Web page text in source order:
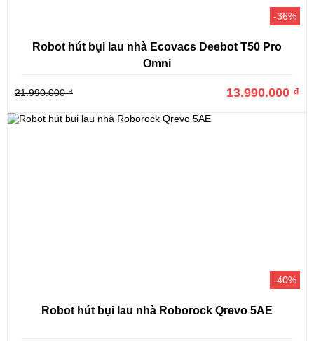
-36%
Robot hút bụi lau nhà Ecovacs Deebot T50 Pro
Omni
21.990.000 ₫ 13.990.000 ₫
-40%
Robot hút bụi lau nhà Roborock Qrevo 5AE